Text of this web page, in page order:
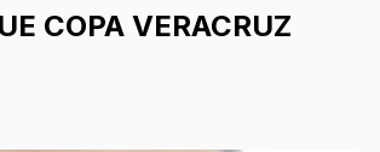
COPA VERACRUZ